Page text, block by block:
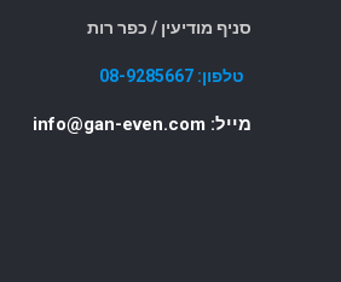
סניף מודיעין / כפר רות
טלפון:08-9285667
מייל: info@gan-even.com